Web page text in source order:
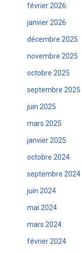
février 2026
janvier 2026
décembre 2025
novembre 2025
octobre 2025
septembre 2025
juin 2025
mars 2025
janvier 2025
octobre 2024
septembre 2024
juin 2024
mai 2024
mars 2024
février 2024